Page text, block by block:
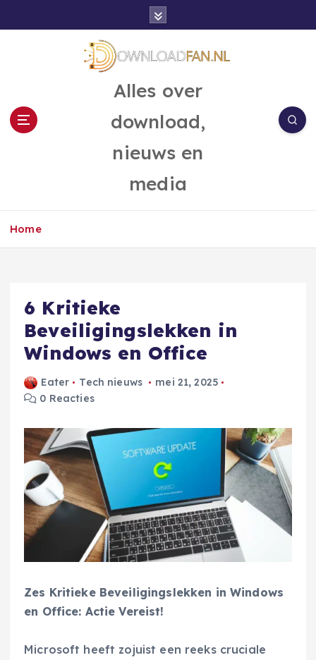
Alles over
download,
nieuws en
media
Home
6 Kritieke
Beveiligingslekken in
Windows en Office
Eater Tech nieuws
mei 21, 2025
0 Reacties
Zes Kritieke Beveiligingslekken in Windows
en Office: Actie Vereist!
Microsoft heeft zojuist een reeks cruciale